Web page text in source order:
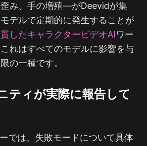
み、手の増殖—がDeevidが集
デルで定期的に発生することが
したキャラクタービデオAIワー
れはすべてのモデルに影響を与
の一種です。
ティが実際に報告して
では、失敗モードについて具体